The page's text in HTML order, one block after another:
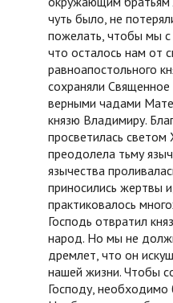
чуть было, не
пожелать, чтобы мы
что осталось нам от
равноапостольного
сохраняли
верными чадами
князю Владимиру.
просветилась
преодолела тьму
язычества
приносились жертвы
практиковалось
Господь отвратил
народ. Но мы не
дремлет, что он
нашей жизни. Чтобы
Господу,